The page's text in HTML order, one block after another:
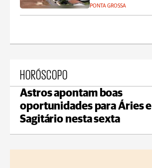
PONTA GROSSA
HORÓSCOPO
Astros apontam boas
oportunidades para Áries e
Sagitário nesta sexta